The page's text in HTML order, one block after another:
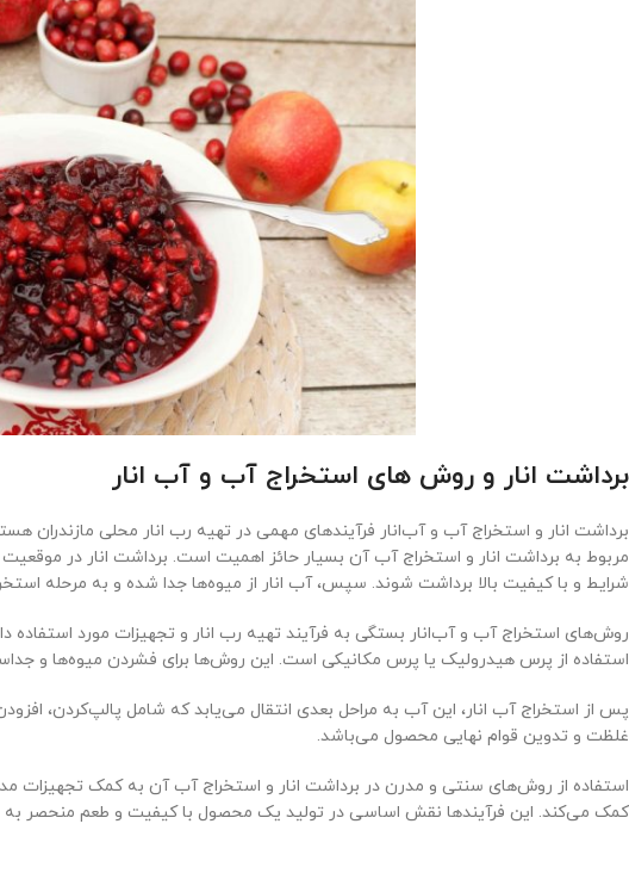
برداشت انار و روش‌ های استخراج آب و آب‌ انار
برداشت انار و استخراج آب و آب‌انار فرآیندهای مهمی در تهیه رب انار محلی مازندران
مربوط به برداشت انار و استخراج آب آن بسیار حائز اهمیت است. برداشت انار در
شرایط و با کیفیت بالا برداشت شوند. سپس، آب انار از میوه‌ها جدا شده و به مرحله
روش‌های استخراج آب و آب‌انار بستگی به فرآیند تهیه رب انار و تجهیزات مورد استفاده
استفاده از پرس هیدرولیک یا پرس مکانیکی است. این روش‌ها برای فشردن میوه‌ها و
پس از استخراج آب انار، این آب به مراحل بعدی انتقال می‌یابد که شامل پالپ‌کردن،
غلظت و تدوین قوام نهایی محصول می‌باشد.
استفاده از روش‌های سنتی و مدرن در برداشت انار و استخراج آب آن به کمک تجهیزات
کمک می‌کند. این فرآیندها نقش اساسی در تولید یک محصول با کیفیت و طعم منحصر به